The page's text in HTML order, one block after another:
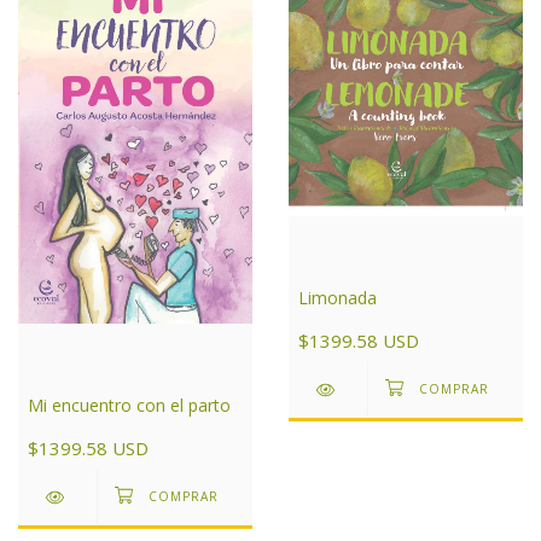
Mi encuentro con el parto
$1399.58 USD
Limonada
$1399.58 USD